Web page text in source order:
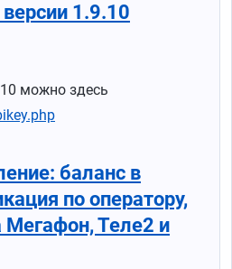
1.9.10
можно здесь
баланс в
по оператору,
Теле2 и